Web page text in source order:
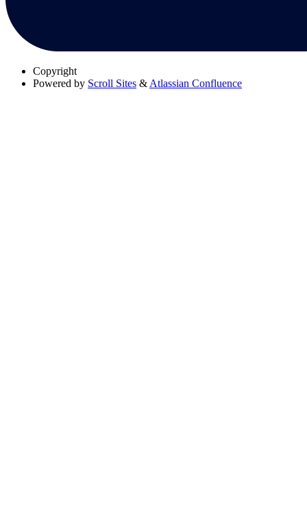
Copyright
Powered by Scroll Sites & Atlassian Confluence